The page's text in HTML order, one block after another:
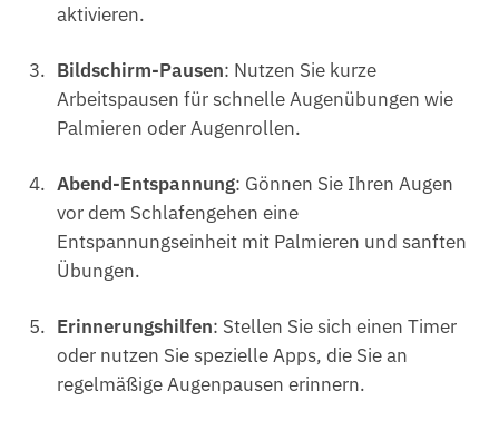
aktivieren.
Bildschirm-Pausen: Nutzen Sie kurze
Arbeitspausen für schnelle Augenübungen wie
Palmieren oder Augenrollen.
Abend-Entspannung: Gönnen Sie Ihren Augen
vor dem Schlafengehen eine
Entspannungseinheit mit Palmieren und sanften
Übungen.
Erinnerungshilfen: Stellen Sie sich einen Timer
oder nutzen Sie spezielle Apps, die Sie an
regelmäßige Augenpausen erinnern.